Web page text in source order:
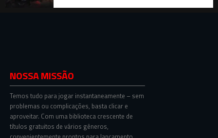
NOSSA MISSÃO
Temos tudo para jogar instantaneamente – sem
problemas ou complicações, basta clicar e
aproveitar. Com uma biblioteca crescente de
títulos gratuitos de vários gêneros,